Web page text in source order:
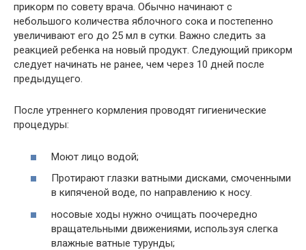
прикорм по совету врача. Обычно начинают с
небольшого количества яблочного сока и постепенно
увеличивают его до 25 мл в сутки. Важно следить за
реакцией ребенка на новый продукт. Следующий прикорм
следует начинать не ранее, чем через 10 дней после
предыдущего.
После утреннего кормления проводят гигиенические
процедуры:
Моют лицо водой;
Протирают глазки ватными дисками, смоченными
в кипяченой воде, по направлению к носу.
носовые ходы нужно очищать поочередно
вращательными движениями, используя слегка
влажные ватные турунды;